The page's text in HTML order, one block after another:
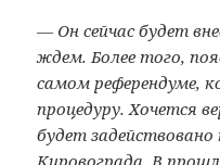
— Он сейчас будет
ждем. Более того,
самом референдуме,
процедуру. Хочется
будет задействовано
Кировограда. В